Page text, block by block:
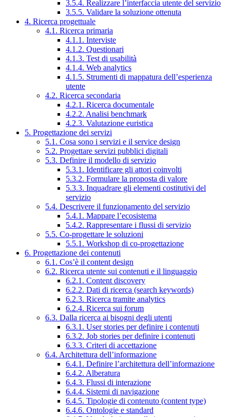
3.5.4. Realizzare l’interfaccia utente del servizio
3.5.5. Validare la soluzione ottenuta
4. Ricerca progettuale
4.1. Ricerca primaria
4.1.1. Interviste
4.1.2. Questionari
4.1.3. Test di usabilità
4.1.4. Web analytics
4.1.5. Strumenti di mappatura dell’esperienza
utente
4.2. Ricerca secondaria
4.2.1. Ricerca documentale
4.2.2. Analisi benchmark
4.2.3. Valutazione euristica
5. Progettazione dei servizi
5.1. Cosa sono i servizi e il service design
5.2. Progettare servizi pubblici digitali
5.3. Definire il modello di servizio
5.3.1. Identificare gli attori coinvolti
5.3.2. Formulare la proposta di valore
5.3.3. Inquadrare gli elementi costitutivi del
servizio
5.4. Descrivere il funzionamento del servizio
5.4.1. Mappare l’ecosistema
5.4.2. Rappresentare i flussi di servizio
5.5. Co-progettare le soluzioni
5.5.1. Workshop di co-progettazione
6. Progettazione dei contenuti
6.1. Cos’è il content design
6.2. Ricerca utente sui contenuti e il linguaggio
6.2.1. Content discovery
6.2.2. Dati di ricerca (search keywords)
6.2.3. Ricerca tramite analytics
6.2.4. Ricerca sui forum
6.3. Dalla ricerca ai bisogni degli utenti
6.3.1. User stories per definire i contenuti
6.3.2. Job stories per definire i contenuti
6.3.3. Criteri di accettazione
6.4. Architettura dell’informazione
6.4.1. Definire l’architettura dell’informazione
6.4.2. Alberatura
6.4.3. Flussi di interazione
6.4.4. Sistemi di navigazione
6.4.5. Tipologie di contenuto (content type)
6.4.6. Ontologie e standard